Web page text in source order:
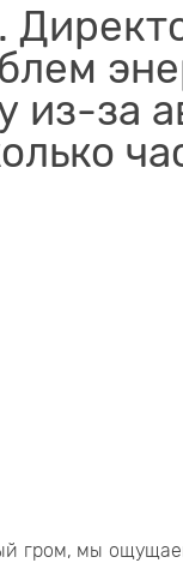
из-за
гром, мы